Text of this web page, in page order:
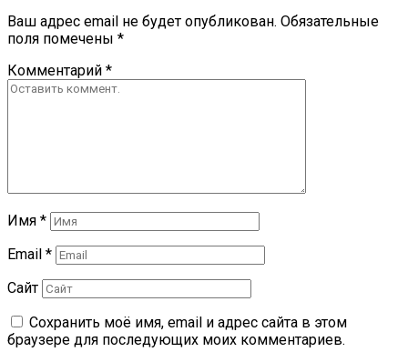
Ваш адрес email не будет опубликован. Обязательные
поля помечены *
Комментарий *
Имя *
Email *
Сайт
Сохранить моё имя, email и адрес сайта в этом
браузере для последующих моих комментариев.